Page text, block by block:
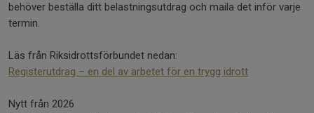
behöver beställa ditt belastningsutdrag och maila det inför varje
termin.
Läs från Riksidrottsförbundet nedan:
Registerutdrag – en del av arbetet för en trygg idrott
Nytt från 2026